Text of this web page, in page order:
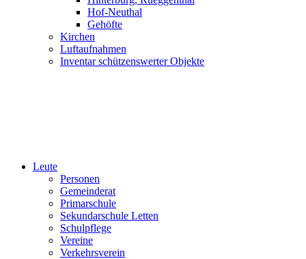
Hof-Neuthal
Gehöfte
Kirchen
Luftaufnahmen
Inventar schützenswerter Objekte
Leute
Personen
Gemeinderat
Primarschule
Sekundarschule Letten
Schulpflege
Vereine
Verkehrsverein